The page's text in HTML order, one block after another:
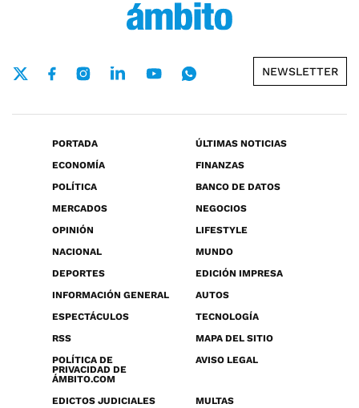
NEWSLETTER
PORTADA
ÚLTIMAS NOTICIAS
ECONOMÍA
FINANZAS
POLÍTICA
BANCO DE DATOS
MERCADOS
NEGOCIOS
OPINIÓN
LIFESTYLE
NACIONAL
MUNDO
DEPORTES
EDICIÓN IMPRESA
INFORMACIÓN GENERAL
AUTOS
ESPECTÁCULOS
TECNOLOGÍA
RSS
MAPA DEL SITIO
POLÍTICA DE
PRIVACIDAD DE
ÁMBITO.COM
AVISO LEGAL
EDICTOS JUDICIALES
MULTAS